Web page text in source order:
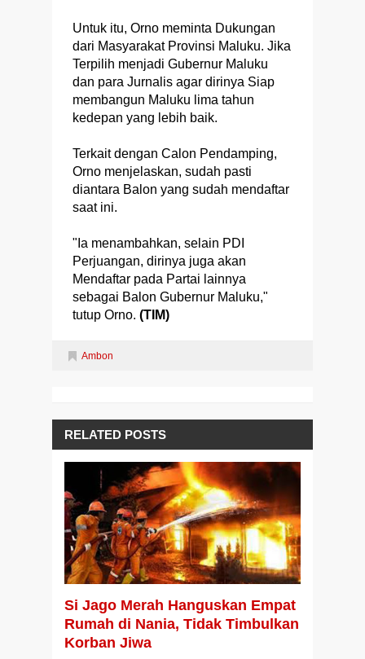
Untuk itu, Orno meminta Dukungan
dari Masyarakat Provinsi Maluku. Jika
Terpilih menjadi Gubernur Maluku
dan para Jurnalis agar dirinya Siap
membangun Maluku lima tahun
kedepan yang lebih baik.
Terkait dengan Calon Pendamping,
Orno menjelaskan, sudah pasti
diantara Balon yang sudah mendaftar
saat ini.
"Ia menambahkan, selain PDI
Perjuangan, dirinya juga akan
Mendaftar pada Partai lainnya
sebagai Balon Gubernur Maluku,"
tutup Orno. (TIM)
Ambon
RELATED POSTS
Si Jago Merah Hanguskan Empat
Rumah di Nania, Tidak Timbulkan
Korban Jiwa